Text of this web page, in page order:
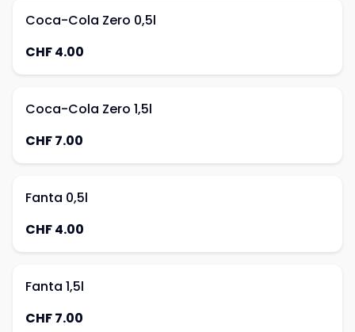
Coca-Cola Zero 0,5l
CHF 4.00
Coca-Cola Zero 1,5l
CHF 7.00
Fanta 0,5l
CHF 4.00
Fanta 1,5l
CHF 7.00